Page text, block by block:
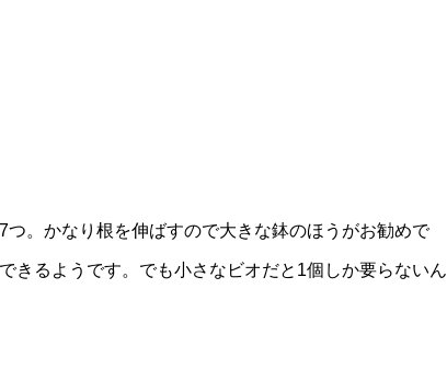
。かなり根を伸ばすので大きな鉢のほうがお勧めで
きるようです。でも小さなビオだと1個しか要らないん